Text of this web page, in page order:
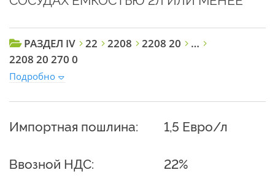
РАЗДЕЛ IV 22 2208 2208 20
…
2208 20 270 0
Подробно
Импортная пошлина: 1,5 Евро/л
Ввозной НДС: 22%